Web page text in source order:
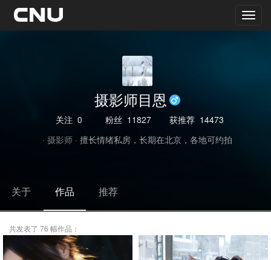
摄影师目恩
关注 0 粉丝 11827 获推荐 14473
· 摄影师 · 擅长情绪私房，长期在北京，各地可约拍
关于 作品 推荐
共发表了 76 幅作品：